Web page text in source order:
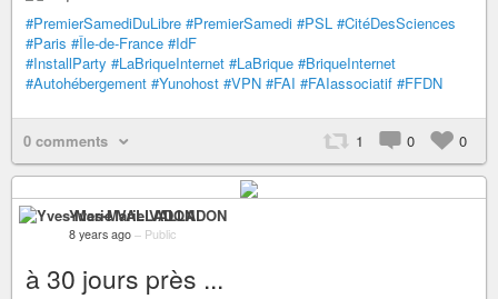
#PremierSamediDuLibre #PremierSamedi #PSL #CitéDesSciences
#Paris #Île-de-France #IdF
#InstallParty #LaBriqueInternet #LaBrique #BriqueInternet
#Autohébergement #Yunohost #VPN #FAI #FAIassociatif #FFDN
0 comments 1 0 0
Yves-Marie VALLADON
8 years ago – Public
à 30 jours près ...